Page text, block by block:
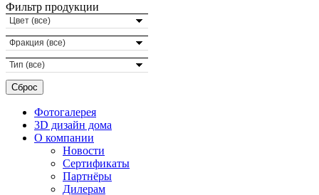
Фильтр продукции
Цвет (все)
Фракция (все)
Тип (все)
Фотогалерея
3D дизайн дома
О компании
Новости
Сертификаты
Партнёры
Дилерам